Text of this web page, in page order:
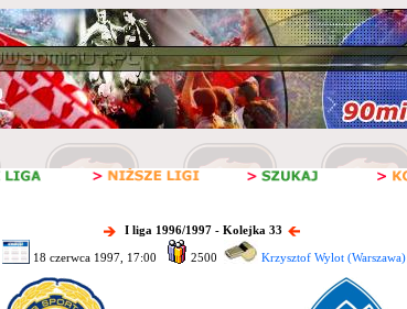
I liga 1996/1997 - Kolejka 33
18 czerwca 1997, 17:00 2500 Krzysztof Wylot (Warszawa)